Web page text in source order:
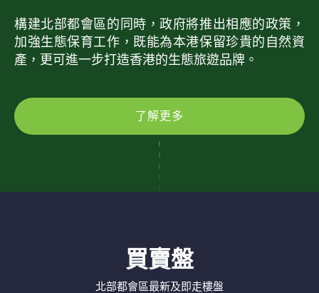
構建北部都會區的同時，政府將推出相應的政策，
加強生態保育工作，既能為本港保留珍貴的自然資
產，更可進一步打造香港的生態旅遊品牌。
了解更多
買賣盤
北部都會區最新及即走樓盤